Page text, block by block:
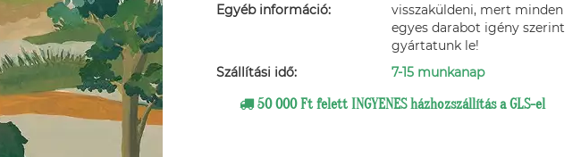
Egyéb információ:
visszaküldeni, mert minden
egyes darabot igény szerint
gyártatunk le!
Szállítási idő:
7-15 munkanap
50 000 Ft felett INGYENES házhozszállítás a GLS-el